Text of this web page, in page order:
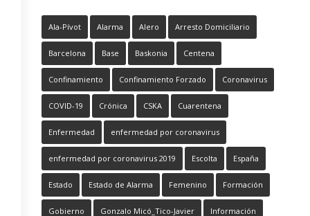
Ala-Pívot Alarma Alero Arresto Domiciliario
Barcelona Base Baskonia Centena
Confinamiento Confinamiento Forzado Coronavirus
COVID-19 Crónica CSKA Cuarentena
Enfermedad enfermedad por coronavirus
enfermedad por coronavirus 2019 Escolta España
Estado Estado de Alarma Femenino Formación
Gobierno Gonzalo Micó_Tico-Javier Información